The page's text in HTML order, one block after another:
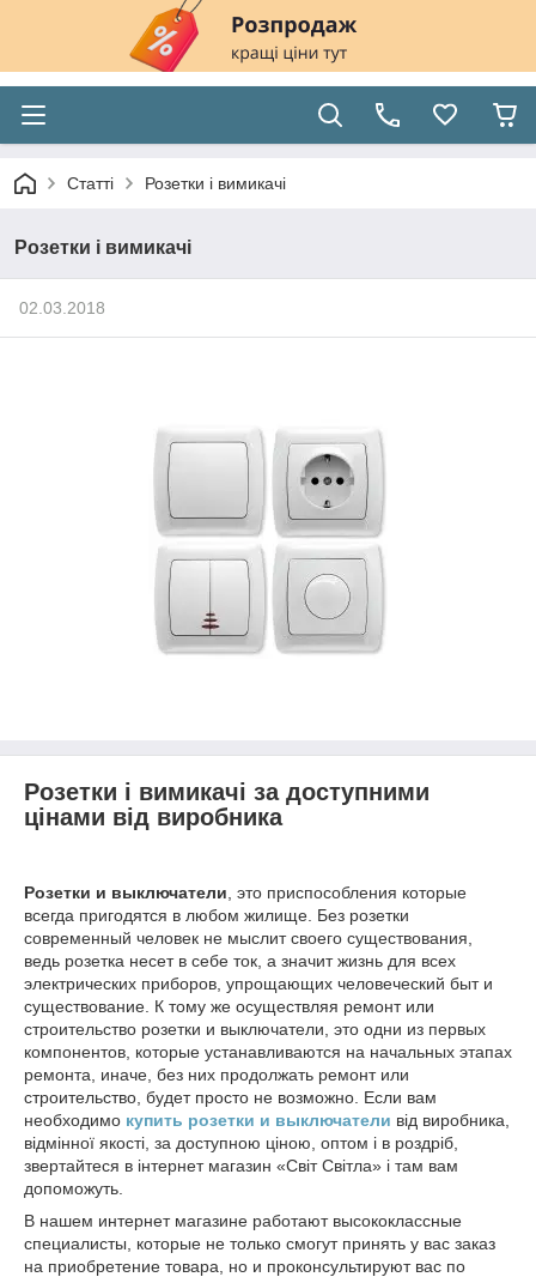
Статті Розетки і вимикачі
Розетки і вимикачі
02.03.2018
Розетки і вимикачі за доступними
цінами від виробника
Розетки и выключатели , это приспособления которые
всегда пригодятся в любом жилище. Без розетки
современный человек не мыслит своего существования,
ведь розетка несет в себе ток, а значит жизнь для всех
электрических приборов, упрощающих человеческий быт и
существование. К тому же осуществляя ремонт или
строительство розетки и выключатели, это одни из первых
компонентов, которые устанавливаются на начальных этапах
ремонта, иначе, без них продолжать ремонт или
строительство, будет просто не возможно. Если вам
необходимо купить розетки и выключатели від виробника,
відмінної якості, за доступною ціною, оптом і в роздріб,
звертайтеся в інтернет магазин «Світ Світла» і там вам
допоможуть.
В нашем интернет магазине работают высококлассные
специалисты, которые не только смогут принять у вас заказ
на приобретение товара, но и проконсультируют вас по